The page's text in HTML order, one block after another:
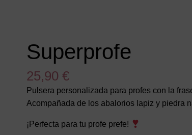
Superprofe
25,90 €
Pulsera personalizada para profes con la
Acompañada de los abalorios lapiz y piedra
¡Perfecta para tu profe prefe!